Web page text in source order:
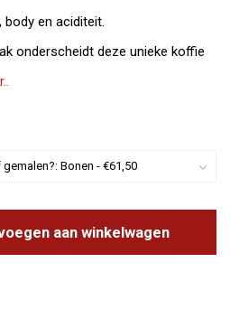
en aciditeit.
onderscheidt deze unieke koffie
aan winkelwagen